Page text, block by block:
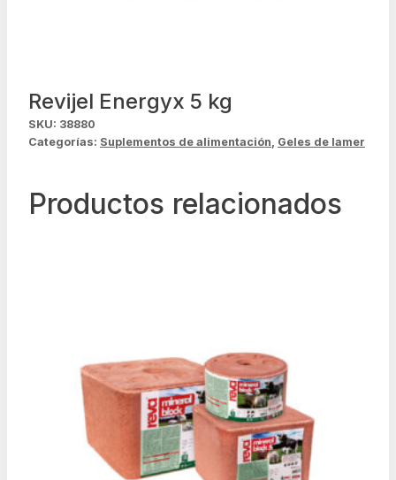
Revijel Energyx 5 kg
SKU: 38880
Categorías: Suplementos de alimentación, Geles de lamer
Productos relacionados